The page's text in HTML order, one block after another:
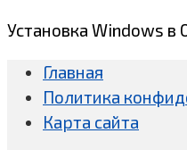
Установка Windows в
Главная
Политика
Карта сайта